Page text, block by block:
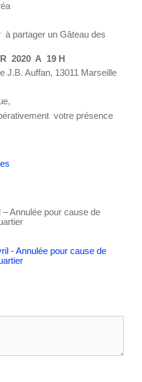
partager un Gâteau des
2020 A 19 H
J.B. Auffan, 13011 Marseille
votre présence
Annulée pour cause de